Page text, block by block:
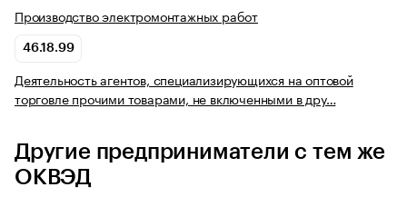
Производство электромонтажных работ
46.18.99
Деятельность агентов, специализирующихся на оптовой
торговле прочими товарами, не включенными в дру…
Другие предприниматели с тем же
ОКВЭД